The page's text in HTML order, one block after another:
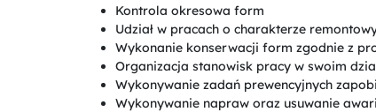
Kontrola okresowa form
Udział w pracach o charakterze
Wykonanie konserwacji form zgodnie z
Organizacja stanowisk pracy w swoim
Wykonywanie zadań prewencyjnych
Wykonywanie napraw oraz usuwanie